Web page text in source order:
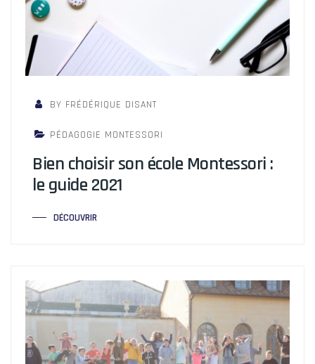
BY FRÉDÉRIQUE DISANT
PÉDAGOGIE MONTESSORI
Bien choisir son école Montessori :
le guide 2021
DÉCOUVRIR